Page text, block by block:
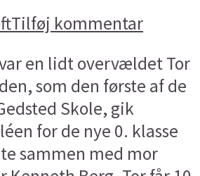
Tilføj kommentar
var en lidt overvældet Tor
som den første af de
Skole, gik
for de nye 0. klasse
sammen med mor